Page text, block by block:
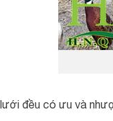
đều có ưu và